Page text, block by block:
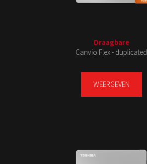
Draagbare
Canvio Flex - duplicated
WEERGEVEN